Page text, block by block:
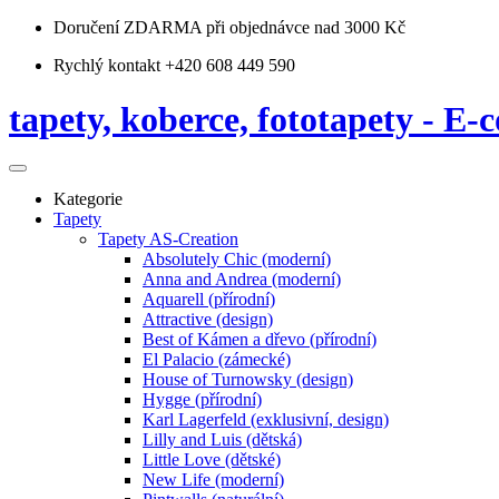
Doručení ZDARMA při objednávce nad 3000 Kč
Rychlý kontakt +420 608 449 590
tapety, koberce, fototapety - E-
Kategorie
Tapety
Tapety AS-Creation
Absolutely Chic (moderní)
Anna and Andrea (moderní)
Aquarell (přírodní)
Attractive (design)
Best of Kámen a dřevo (přírodní)
El Palacio (zámecké)
House of Turnowsky (design)
Hygge (přírodní)
Karl Lagerfeld (exklusivní, design)
Lilly and Luis (dětská)
Little Love (dětské)
New Life (moderní)